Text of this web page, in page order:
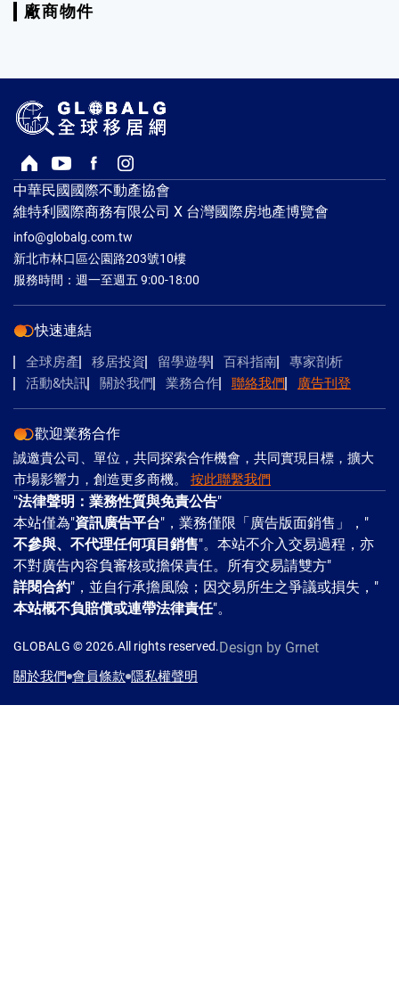
廠商物件
回首頁Youtube頻道
Facebook粉絲專頁
Instagram
中華民國國際不動產協會
維特利國際商務有限公司 X 台灣國際房地產博覽會
info@globalg.com.tw
新北市林口區公園路203號10樓
服務時間：週一至週五 9:00-18:00
快速連結
全球房產 移居投資 留學遊學 百科指南
專家剖析
活動&快訊
關於我們 業務合作 聯絡我們 廣告刊登
歡迎業務合作
誠邀貴公司、單位，共同探索合作機會，共同實現目標，擴大
市場影響力，創造更多商機。 按此聯繫我們
"法律聲明：業務性質與免責公告"
本站僅為"資訊廣告平台"，業務僅限「廣告版面銷售」，"
不參與、不代理任何項目銷售"。本站不介入交易過程，亦
不對廣告內容負審核或擔保責任。所有交易請雙方"
詳閱合約"，並自行承擔風險；因交易所生之爭議或損失，"
本站概不負賠償或連帶法律責任"。
GLOBALG © 2026.All rights reserved.Design by Grnet
關於我們 會員條款 隱私權聲明